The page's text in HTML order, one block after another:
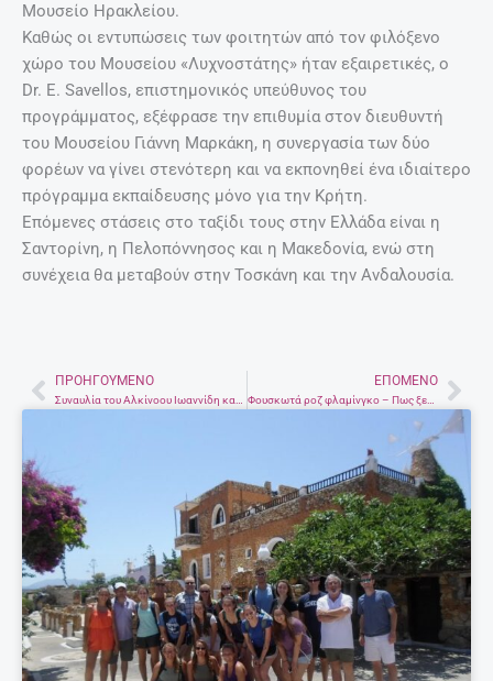
Μουσείο Ηρακλείου.
Καθώς οι εντυπώσεις των φοιτητών από τον φιλόξενο
χώρο του Μουσείου «Λυχνοστάτης» ήταν εξαιρετικές, ο
Dr. Ε. Savellos, επιστημονικός υπεύθυνος του
προγράμματος, εξέφρασε την επιθυμία στον διευθυντή
του Μουσείου Γιάννη Μαρκάκη, η συνεργασία των δύο
φορέων να γίνει στενότερη και να εκπονηθεί ένα ιδιαίτερο
πρόγραμμα εκπαίδευσης μόνο για την Κρήτη.
Επόμενες στάσεις στο ταξίδι τους στην Ελλάδα είναι η
Σαντορίνη, η Πελοπόννησος και η Μακεδονία, ενώ στη
συνέχεια θα μεταβούν στην Τοσκάνη και την Ανδαλουσία.
PrevΠΡΟΗΓΟΎΜΕΝΟ
Συναυλία του Αλκίνοου Ιωαννίδη και θέατρο από τον Δήμο Αβδελιώτη – Διπλή η έναρξη του φεστιβάλ
ΕΠΌΜΕΝΟ
Φουσκωτά ροζ φλαμίνγκο – Πως ξεκίνησε αυτή η τρέλα